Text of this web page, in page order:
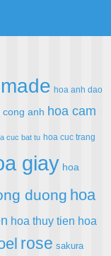
hoa anh dao
cong anh hoa cam
cuc bat tu hoa cuc trang
giay hoa
duong hoa
hoa thuy tien hoa
rose sakura